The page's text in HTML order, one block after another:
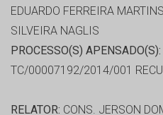
EDUARDO FERREIRA
SILVEIRA NAGLIS
PROCESSO(S) APENSADO(S):
TC/00007192/2014/001
RELATOR: CONS. JERSON